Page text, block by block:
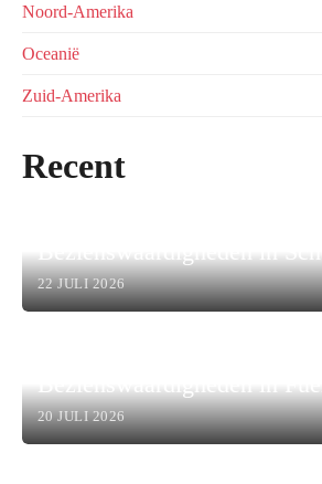
Noord-Amerika
Oceanië
Zuid-Amerika
Recent
Bezienswaardigheden in
22 JULI 2026
Bezienswaardigheden in
20 JULI 2026